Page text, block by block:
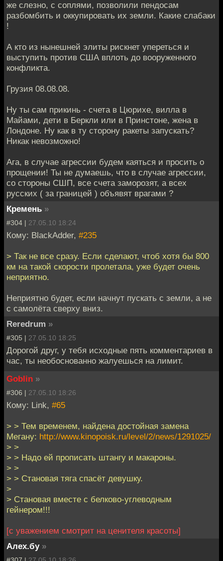
же слезно, с соплями, позволили пендосам
разбомбить и оккупировать их земли. Какие слабаки
!
А кто из нынешней элиты рискнет упереться и
выступить против США вплоть до вооруженного
конфликта.
Грузия 08.08.08.
Ну ты сам прикинь - счета в Цюрихе, вилла в
Майами, дети в Беркли или в Принстоне, жена в
Лондоне. Ну как в ту сторону ракеты запускать?
Никак невозможно!
Ага, в случае агрессии будем каяться и просить о
прощении! Ты не думаешь, что в случае агрессии,
со стороны СШП, все счета заморозят, а всех
русских ( за границей ) объявят врагами ?
Кремень »
#304 | 27.05.10 18:24
Кому: BlackAdder, #235
> Так не все сразу. Если сделают, чтоб хотя бы 800
км на такой скорости пролетала, уже будет очень
неприятно.
Неприятно будет, если начнут пускать с земли, а не
с самолёта сверху вниз.
Reredrum »
#305 | 27.05.10 18:25
Дорогой друг, у тебя исходные пять комментариев в
час, ты необоснованно жалуешься на лимит.
Goblin »
#306 | 27.05.10 18:26
Кому: Link, #65
> > Тем временем, найдена достойная замена
Мегану: http://www.kinopoisk.ru/level/2/news/1291025/
> >
> > Надо ей прописать штангу и макароны.
> >
> > Становая тяга спасёт девушку.
>
> Становая вместе с белково-углеводным
гейнером!!!
[с уважением смотрит на ценителя красоты]
Алех.бу »